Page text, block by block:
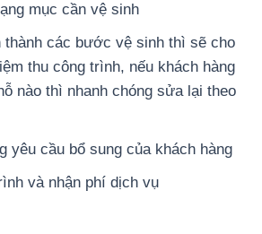
mục cần vệ sinh
thành các bước vệ sinh thì sẽ cho
thu công trình, nếu khách hàng
nào thì nhanh chóng sửa lại theo
yêu cầu bổ sung của khách hàng
và nhận phí dịch vụ